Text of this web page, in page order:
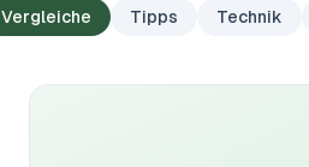
Vergleiche Tipps Technik